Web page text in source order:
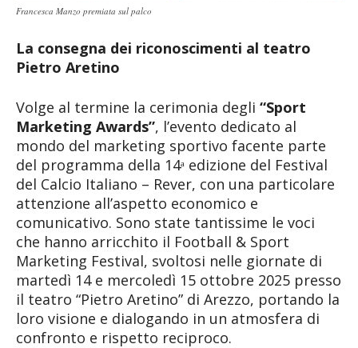
Francesca Manzo premiata sul palco
La consegna dei riconoscimenti al teatro
Pietro Aretino
Volge al termine la cerimonia degli “Sport
Marketing Awards”, l’evento dedicato al
mondo del marketing sportivo facente parte
del programma della 14ᵃ edizione del Festival
del Calcio Italiano – Rever, con una particolare
attenzione all’aspetto economico e
comunicativo. Sono state tantissime le voci
che hanno arricchito il Football & Sport
Marketing Festival, svoltosi nelle giornate di
martedì 14 e mercoledì 15 ottobre 2025 presso
il teatro “Pietro Aretino” di Arezzo, portando la
loro visione e dialogando in un atmosfera di
confronto e rispetto reciproco.